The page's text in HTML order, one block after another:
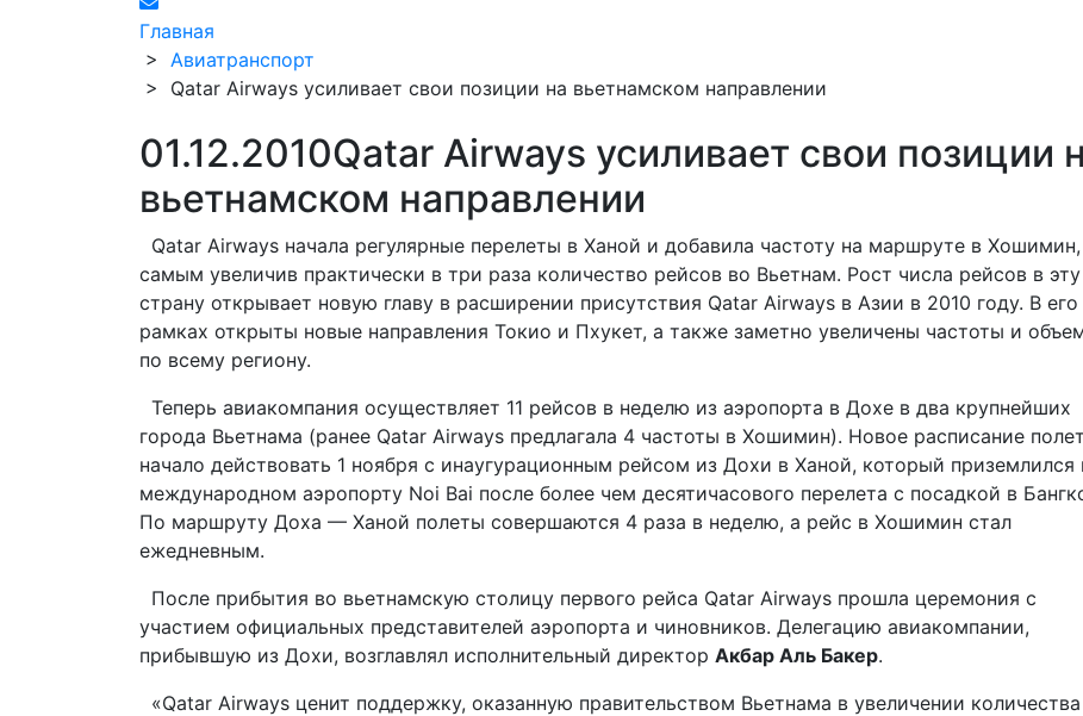
Главная
> Авиатранспорт
> Qatar Airways усиливает свои позиции на вьетнамском направлении
01.12.2010Qatar Airways усиливает свои позиции
вьетнамском направлении
Qatar Airways начала регулярные перелеты в Ханой и добавила частоту на маршруте в
самым увеличив практически в три раза количество рейсов во Вьетнам. Рост числа рейсов в эту
страну открывает новую главу в расширении присутствия Qatar Airways в Азии в 2010 году. В его
рамках открыты новые направления Токио и Пхукет, а также заметно увеличены частоты и
по всему региону.
Теперь авиакомпания осуществляет 11 рейсов в неделю из аэропорта в Дохе в два крупнейших
города Вьетнама (ранее Qatar Airways предлагала 4 частоты в Хошимин). Новое расписание
начало действовать 1 ноября с инаугурационным рейсом из Дохи в Ханой, который приземлился
международном аэропорту Noi Bai после более чем десятичасового перелета с посадкой в
По маршруту Доха — Ханой полеты совершаются 4 раза в неделю, а рейс в Хошимин стал
ежедневным.
После прибытия во вьетнамскую столицу первого рейса Qatar Airways прошла церемония с
участием официальных представителей аэропорта и чиновников. Делегацию авиакомпании,
прибывшую из Дохи, возглавлял исполнительный директор Акбар Аль Бакер.
«Qatar Airways ценит поддержку, оказанную правительством Вьетнама в увеличении количества